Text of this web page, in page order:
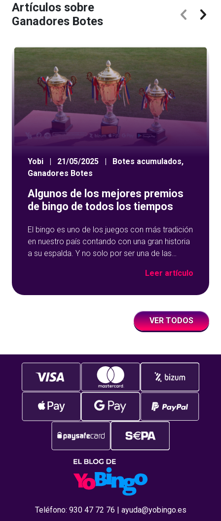
Artículos sobre
Ganadores Botes
Yobi 21/05/2025 Botes acumulados,
Ganadores Botes
Algunos de los mejores premios
de bingo de todos los tiempos
El bingo es uno de los juegos con más tradición
en nuestro país contando con una gran historia
a su espalda. Y no solo por ser una de las
de juegos de tómbola, YoBingo, sino porque es
Leer artículo
VER TODOS
Teléfono: 930 47 72 76 ayuda@yobingo.es